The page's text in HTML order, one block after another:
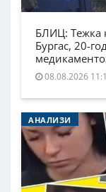
БЛИЦ: Тежка
Бургас, 20-
08.08.2026
АНАЛИЗИ